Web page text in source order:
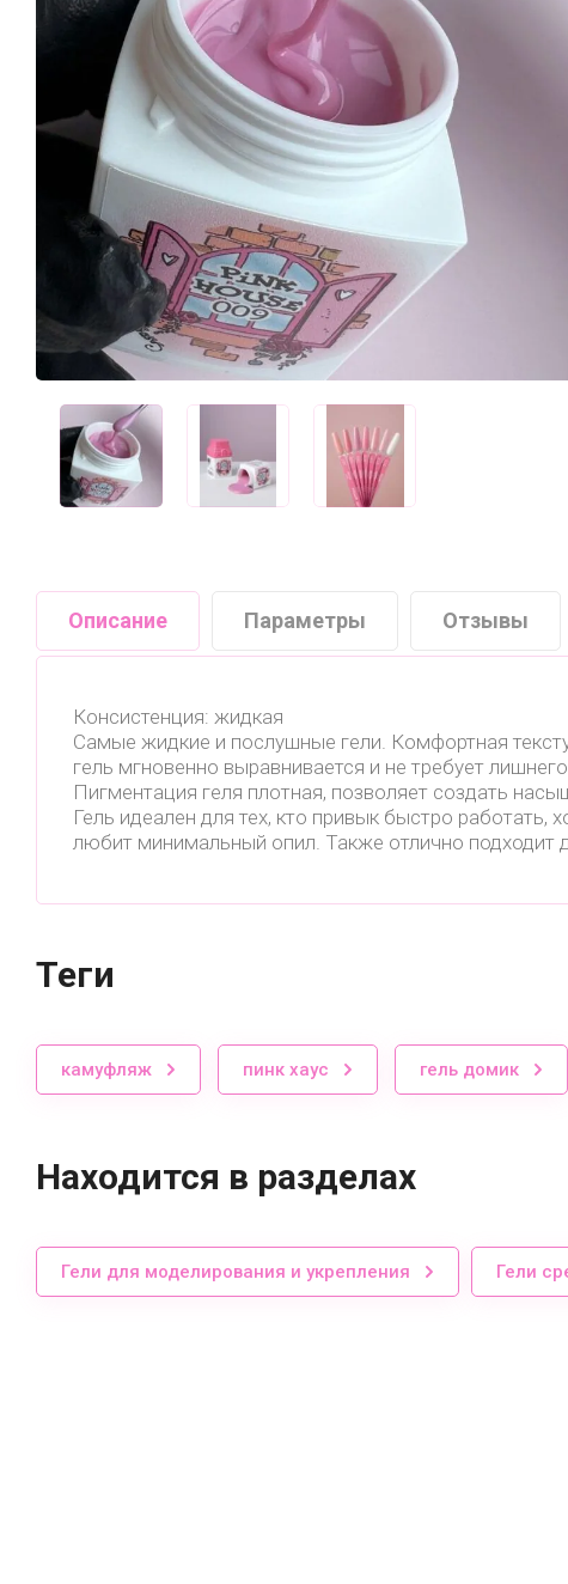
Описание Параметры Отзывы
Консистенция: жидкая
Cамые жидкие и послушные гели. Комфортная
гель мгновенно выравнивается и не требует
Пигментация геля плотная, позволяет создать
Гель идеален для тех, кто привык быстро работать,
любит минимальный опил. Также отлично подходит
теги
камуфляж пинк хаус гель домик
Находится в разделах
Гели для моделирования и укрепления Гели